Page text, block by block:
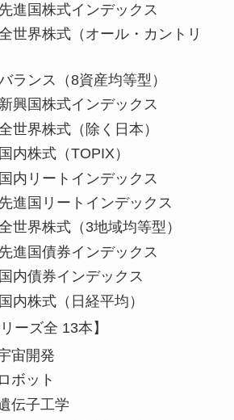
進国株式インデックス
世界株式（オール・カントリ
ランス（8資産均等型）
興国株式インデックス
世界株式（除く日本）
内株式（TOPIX）
内リートインデックス
進国リートインデックス
世界株式（3地域均等型）
進国債券インデックス
内債券インデックス
内株式（日経平均）
ーズ全 13本】
宙開発
ボット
伝子工学